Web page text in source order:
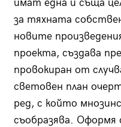
имат една и съща
за тяхната
новите
проекта, създава
провокиран от
световен план
ред, с който
съобразява. Оформя